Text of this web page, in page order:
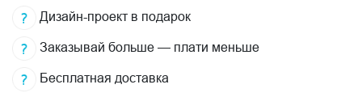
Дизайн-проект в подарок
Заказывай больше — плати меньше
Бесплатная доставка